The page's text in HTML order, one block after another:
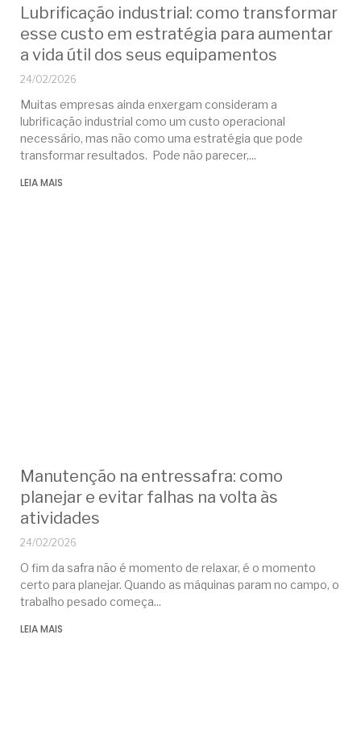
Lubrificação industrial: como transformar
esse custo em estratégia para aumentar
a vida útil dos seus equipamentos
24/02/2026
Muitas empresas ainda enxergam consideram a
lubrificação industrial como um custo operacional
necessário, mas não como uma estratégia que pode
transformar resultados. Pode não parecer,
LEIA MAIS
Manutenção na entressafra: como
planejar e evitar falhas na volta às
atividades
24/02/2026
O fim da safra não é momento de relaxar, é o momento
certo para planejar. Quando as máquinas param no campo, o
trabalho pesado começa
LEIA MAIS